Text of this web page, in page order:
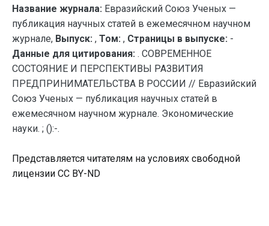
Название журнала: Евразийский Союз Ученых —
публикация научных статей в ежемесячном научном
журнале, Выпуск: , Том: , Страницы в выпуске: -
Данные для цитирования: . СОВРЕМЕННОЕ
СОСТОЯНИЕ И ПЕРСПЕКТИВЫ РАЗВИТИЯ
ПРЕДПРИНИМАТЕЛЬСТВА В РОССИИ // Евразийский
Союз Ученых — публикация научных статей в
ежемесячном научном журнале. Экономические
науки. ; ():-.
Представляется читателям на условиях свободной
лицензии CC BY-ND